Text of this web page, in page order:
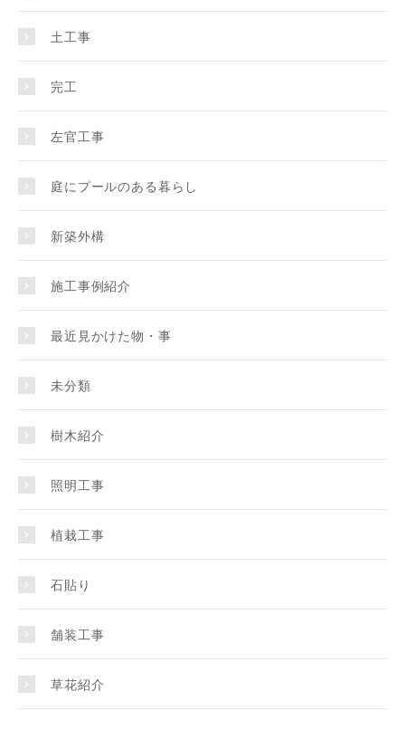
土工事
完工
左官工事
庭にプールのある暮らし
新築外構
施工事例紹介
最近見かけた物・事
未分類
樹木紹介
照明工事
植栽工事
石貼り
舗装工事
草花紹介